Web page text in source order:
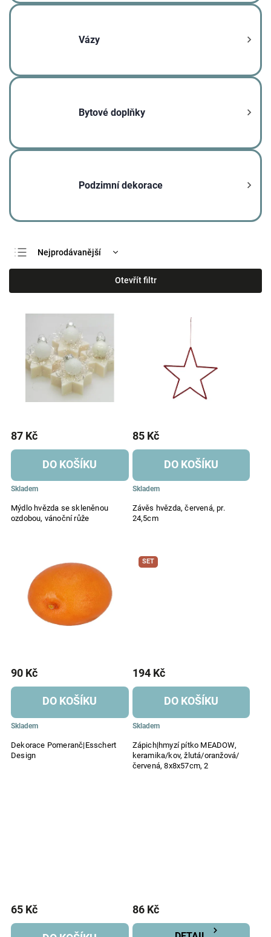
Vázy
Bytové doplňky
Podzimní dekorace
Nejprodávanější
Nejlevnější
Nejdražší
Otevřít filtr
Mýdlo hvězda se skleněnou
ozdobou, vánoční růže
Skladem
87 Kč
DO KOŠÍKU
Závěs hvězda, červená, pr.
24,5cm
Skladem
85 Kč
DO KOŠÍKU
Dekorace Pomeranč|Esschert
Design
Skladem
90 Kč
DO KOŠÍKU
SET
Zápich|hmyzí pítko MEADOW,
keramika/kov, žlutá/oranžová/
červená, 8x8x57cm, 2
Skladem
194 Kč
DO KOŠÍKU
65 Kč 86 Kč